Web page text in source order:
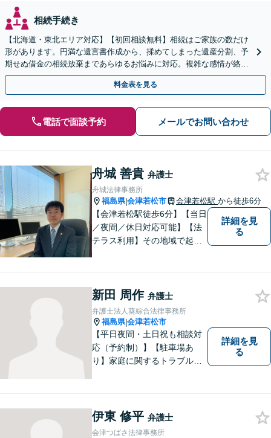
相続手続き
【北海道・東北エリア対応】【初回相談無料】相続はご家族の数だけ
形があります。円満な遺言書作成から、揉めてしまった遺産分割、予
期せぬ借金の相続放棄まであらゆるお悩みに対応。複雑な感情が絡む
相続トラブルもまずはご相談ください。WEB面談可。
料金表を見る
電話で面談予約 メールでお問い合わせ
舟城 善貴 弁護士
舟城法律事務所
福島県|会津若松市 会津若松駅 から徒歩6分
【会津若松駅徒歩6分】【当日
／夜間／休日対応可能】【法
テラス利用】その地域で起こ
原動力です。トラブルがより
複雑化してしまう前に、ぜひ
お気軽にご連絡ください。
詳細を見
る
新田 周作 弁護士
弁護士法人葵綜合法律事務所
福島県|会津若松市
【平日夜間・土日祝も相談対
応（予約制）】【駐車場あ
り】家庭に関するトラブルか
詳細を見
る
伊東 修平 弁護士
会津つばさ法律事務所